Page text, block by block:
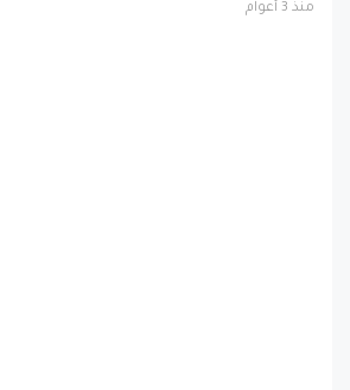
منذ 3 أعوام